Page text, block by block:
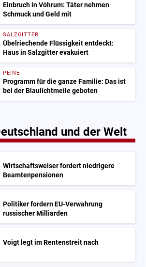
Einbruch in Vöhrum: Täter nehmen
Schmuck und Geld mit
SALZGITTER
Übelriechende Flüssigkeit entdeckt:
Haus in Salzgitter evakuiert
PEINE
Programm für die ganze Familie: Das ist
bei der Blaulichtmeile geboten
und der Welt
Wirtschaftsweiser fordert niedrigere
Beamtenpensionen
Politiker fordern EU-Verwahrung
russischer Milliarden
Voigt legt im Rentenstreit nach